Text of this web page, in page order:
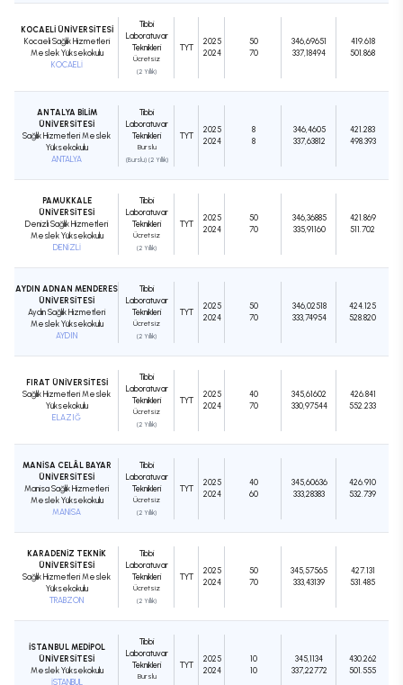
KOCAELİ ÜNİVERSİTESİ
Kocaeli Sağlık Hizmetleri
Meslek Yüksekokulu
KOCAELİ
Tıbbi
Laboratuvar
Teknikleri
Ücretsiz
(2 Yıllık)
TYT
2025
2024
50
70
346,69651
337,18494
419.618
501.868
ANTALYA BİLİM
ÜNİVERSİTESİ
Sağlık Hizmetleri Meslek
Yüksekokulu
ANTALYA
Tıbbi
Laboratuvar
Teknikleri
Burslu
(Burslu) (2 Yıllık)
TYT
2025
2024
8
8
346,4605
337,63812
421.283
498.393
PAMUKKALE
ÜNİVERSİTESİ
Denizli Sağlık Hizmetleri
Meslek Yüksekokulu
DENİZLİ
Tıbbi
Laboratuvar
Teknikleri
Ücretsiz
(2 Yıllık)
TYT
2025
2024
50
70
346,36885
335,91160
421.869
511.702
AYDIN ADNAN MENDERES
ÜNİVERSİTESİ
Aydın Sağlık Hizmetleri
Meslek Yüksekokulu
AYDIN
Tıbbi
Laboratuvar
Teknikleri
Ücretsiz
(2 Yıllık)
TYT
2025
2024
50
70
346,02518
333,74954
424.125
528.820
FIRAT ÜNİVERSİTESİ
Sağlık Hizmetleri Meslek
Yüksekokulu
ELAZIĞ
Tıbbi
Laboratuvar
Teknikleri
Ücretsiz
(2 Yıllık)
TYT
2025
2024
40
70
345,61602
330,97544
426.841
552.233
MANİSA CELÂL BAYAR
ÜNİVERSİTESİ
Manisa Sağlık Hizmetleri
Meslek Yüksekokulu
MANİSA
Tıbbi
Laboratuvar
Teknikleri
Ücretsiz
(2 Yıllık)
TYT
2025
2024
40
60
345,60636
333,28383
426.910
532.739
KARADENİZ TEKNİK
ÜNİVERSİTESİ
Sağlık Hizmetleri Meslek
Yüksekokulu
TRABZON
Tıbbi
Laboratuvar
Teknikleri
Ücretsiz
(2 Yıllık)
TYT
2025
2024
50
70
345,57565
333,43139
427.131
531.485
İSTANBUL MEDİPOL
ÜNİVERSİTESİ
Meslek Yüksekokulu
İSTANBUL
Tıbbi
Laboratuvar
Teknikleri
Burslu
TYT
2025
2024
10
10
345,1134
337,22772
430.262
501.555